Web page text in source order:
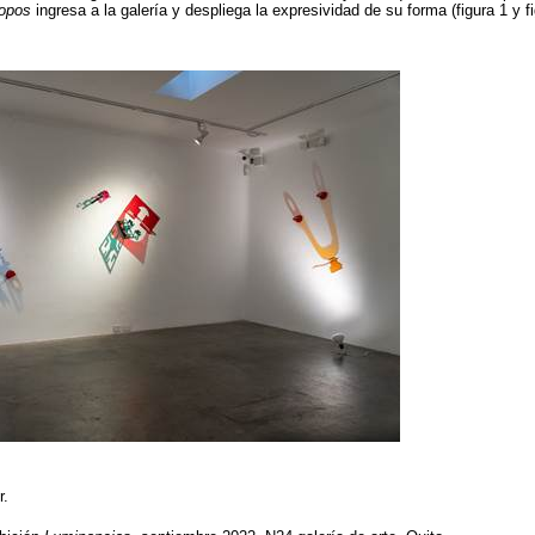
ingresa a la galería y despliega la expresividad de su forma (figura 1 y